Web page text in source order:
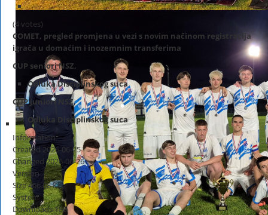
(4 votes)
COMET, pregled promjena u vezi s novim načinom registracija
igrača u domaćim i inozemnim transferima
CUP seniori NSZ,
Odluka Disciplinskog suca
CUP juniori NSZ,
Odluka Disciplinskog suca
Information
Created 2026-06-25
Changed 2026-06-26
Version
Size466.08 KB
System
Downloads180